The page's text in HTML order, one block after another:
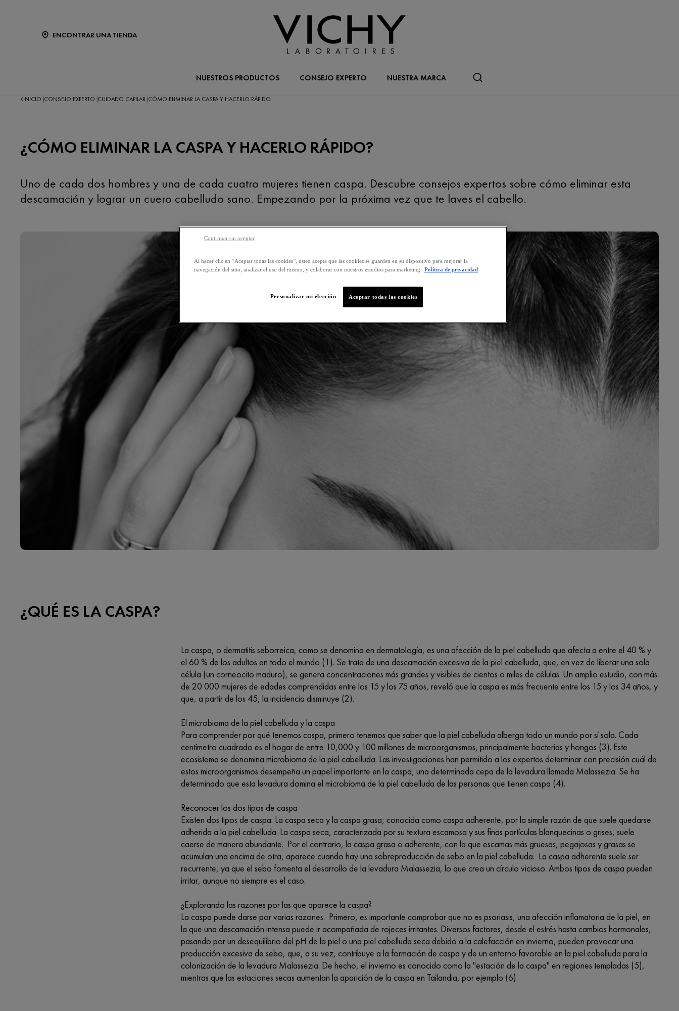
ENCONTRAR UNA TIENDA
NUESTROS PRODUCTOS CONSEJO EXPERTO NUESTRA MARCA
INICIO CONSEJO EXPERTO CUIDADO CAPILAR CÓMO ELIMINAR LA CASPA Y HACERLO RÁPIDO
¿CÓMO ELIMINAR LA CASPA Y HACERLO RÁPIDO?
Uno de cada dos hombres y una de cada cuatro mujeres tienen caspa. Descubre consejos expertos sobre cómo eliminar esta
descamación y lograr un cuero cabelludo sano. Empezando por la próxima vez que te laves el cabello.
¿QUÉ ES LA CASPA?
La caspa, o dermatitis seborreica, como se denomina en dermatología, es una afección de la piel cabelluda que afecta a entre el 40 % y
el 60 % de los adultos en todo el mundo (1). Se trata de una descamación excesiva de la piel cabelluda, que, en vez de liberar una sola
célula (un corneocito maduro), se genera concentraciones más grandes y visibles de cientos o miles de células. Un amplio estudio, con más
de 20 000 mujeres de edades comprendidas entre los 15 y los 75 años, reveló que la caspa es más frecuente entre los 15 y los 34 años, y
que, a partir de los 45, la incidencia disminuye (2).
El microbioma de la piel cabelluda y la caspa
Para comprender por qué tenemos caspa, primero tenemos que saber que la piel cabelluda alberga todo un mundo por sí sola. Cada
centímetro cuadrado es el hogar de entre 10,000 y 100 millones de microorganismos, principalmente bacterias y hongos (3). Este
ecosistema se denomina microbioma de la piel cabelluda. Las investigaciones han permitido a los expertos determinar con precisión cuál de
estos microorganismos desempeña un papel importante en la caspa; una determinada cepa de la levadura llamada Malassezia. Se ha
determinado que esta levadura domina el microbioma de la piel cabelluda de las personas que tienen caspa (4).
Reconocer los dos tipos de caspa
Existen dos tipos de caspa. La caspa seca y la caspa grasa; conocida como caspa adherente, por la simple razón de que suele quedarse
adherida a la piel cabelluda. La caspa seca, caracterizada por su textura escamosa y sus finas partículas blanquecinas o grises, suele
caerse de manera abundante. Por el contrario, la caspa grasa o adherente, con la que escamas más gruesas, pegajosas y grasas se
acumulan una encima de otra, aparece cuando hay una sobreproducción de sebo en la piel cabelluda. La caspa adherente suele ser
recurrente, ya que el sebo fomenta el desarrollo de la levadura Malassezia, lo que crea un círculo vicioso. Ambos tipos de caspa pueden
irritar, aunque no siempre es el caso.
¿Explorando las razones por las que aparece la caspa?
La caspa puede darse por varias razones. Primero, es importante comprobar que no es psoriasis, una afección inflamatoria de la piel, en
la que una descamación intensa puede ir acompañada de rojeces irritantes. Diversos factores, desde el estrés hasta cambios hormonales,
pasando por un desequilibrio del pH de la piel o una piel cabelluda seca debido a la calefacción en invierno, pueden provocar una
producción excesiva de sebo, que, a su vez, contribuye a la formación de caspa y de un entorno favorable en la piel cabelluda para la
colonización de la levadura Malassezia. De hecho, el invierno es conocido como la "estación de la caspa" en regiones templadas (5),
mientras que las estaciones secas aumentan la aparición de la caspa en Tailandia, por ejemplo (6).
Al hacer clic en “Aceptar todas las cookies”, usted acepta que las cookies se guarden en su dispositivo para mejorar la
navegación del sitio, analizar el uso del mismo, y colaborar con nuestros estudios para marketing.
Política de privacidad
Aceptar todas las cookies
Personalizar mi elección
Continuar sin aceptar